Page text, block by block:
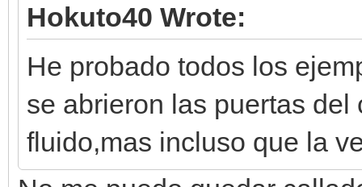
Hokuto40 Wrote:
He probado todos los
se abrieron las puertas
fluido,mas incluso que la